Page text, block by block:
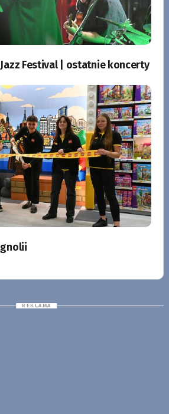
Festival | ostatnie koncerty